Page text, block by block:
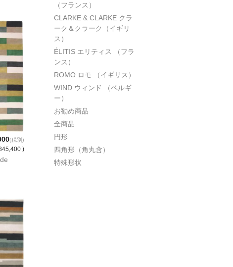
(税別)
)
（フランス）
CLARKE & CLARKE クラ
ーク＆クラーク（イギリ
ス）
ÉLITIS エリティス （フラ
ンス）
ROMO ロモ （イギリス）
WIND ウィンド （ベルギ
ー）
お勧め商品
全商品
円形
四角形（角丸含）
特殊形状